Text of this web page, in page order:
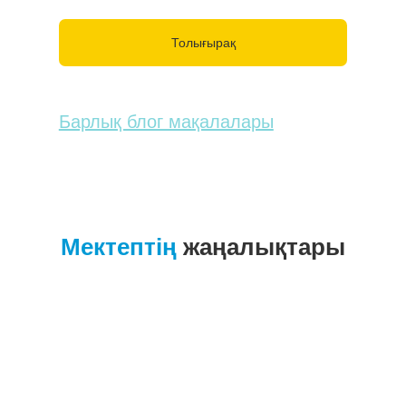
Толығырақ
Барлық блог мақалалары
Мектептің жаңалықтары